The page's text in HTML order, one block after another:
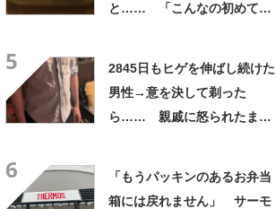
と…… 「こんなの初めて見
5
2845日もヒゲを伸ばし続けた
男性→意を決して剃った
ら…… 親戚に怒られたまさ
6
「もうパッキンのあるお弁当
箱には戻れません」 サーモ